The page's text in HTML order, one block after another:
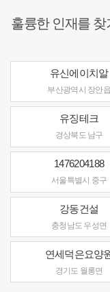
훌륭한 인재를
유신에이치알
부산광역시 장안읍
유징테크
경상북도 남구
1476204188
서울특별시 중구
강동건설
충청남도 우성면
연세덕은요양
경기도 월롱면